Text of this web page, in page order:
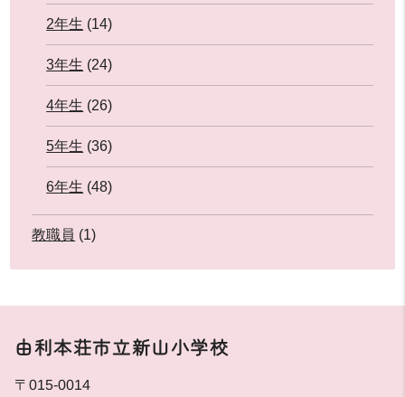
2年生 (14)
3年生 (24)
4年生 (26)
5年生 (36)
6年生 (48)
教職員 (1)
由利本荘市立新山小学校
〒015-0014